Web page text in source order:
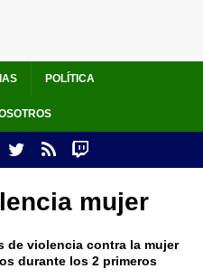
POLÍTICA
mujer
de violencia contra la mujer
durante los 2 primeros